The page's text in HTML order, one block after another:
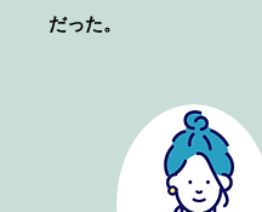
だった。